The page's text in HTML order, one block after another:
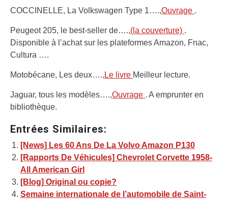
COCCINELLE, La Volkswagen Type 1….,Ouvrage .
Peugeot 205, le best-seller de….,(la couverture) .
Disponible à l’achat sur les plateformes Amazon, Fnac,
Cultura ….
Motobécane, Les deux…., Le livre Meilleur lecture.
Jaguar, tous les modèles….,Ouvrage . A emprunter en
bibliothèque.
Entrées Similaires:
[News] Les 60 Ans De La Volvo Amazon P130
[Rapports De Véhicules] Chevrolet Corvette 1958-
All American Girl
[Blog] Original ou copie?
Semaine internationale de l’automobile de Saint-